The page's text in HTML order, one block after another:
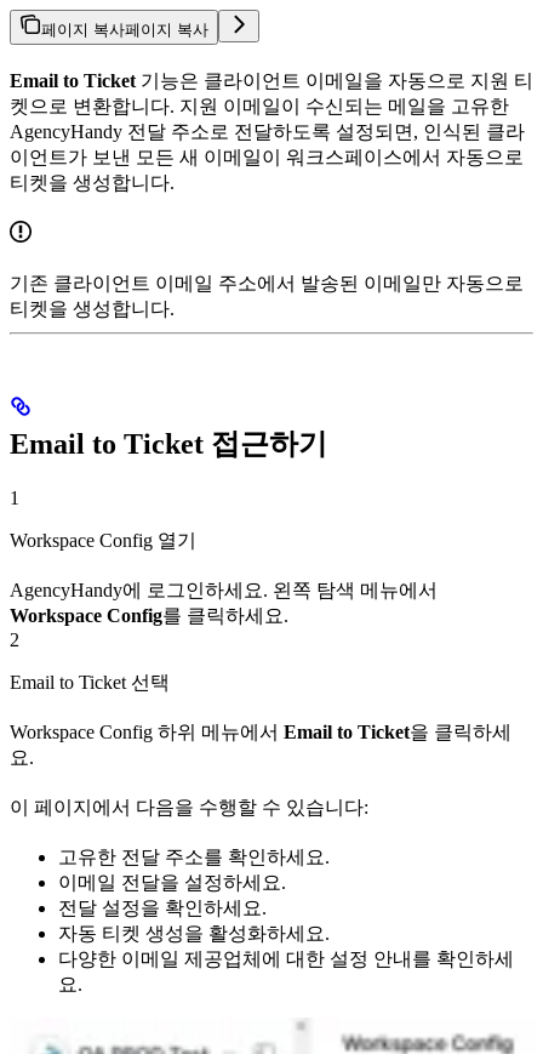
페이지 복사페이지 복사
Email to Ticket 기능은 클라이언트 이메일을 자동으로 지원 티
켓으로 변환합니다. 지원 이메일이 수신되는 메일을 고유한
AgencyHandy 전달 주소로 전달하도록 설정되면, 인식된 클라
이언트가 보낸 모든 새 이메일이 워크스페이스에서 자동으로
티켓을 생성합니다.
기존 클라이언트 이메일 주소에서 발송된 이메일만 자동으로
티켓을 생성합니다.
Email to Ticket 접근하기
1
Workspace Config 열기
AgencyHandy에 로그인하세요. 왼쪽 탐색 메뉴에서
Workspace Config를 클릭하세요.
2
Email to Ticket 선택
Workspace Config 하위 메뉴에서 Email to Ticket을 클릭하세
요.
이 페이지에서 다음을 수행할 수 있습니다:
고유한 전달 주소를 확인하세요.
이메일 전달을 설정하세요.
전달 설정을 확인하세요.
자동 티켓 생성을 활성화하세요.
다양한 이메일 제공업체에 대한 설정 안내를 확인하세
요.